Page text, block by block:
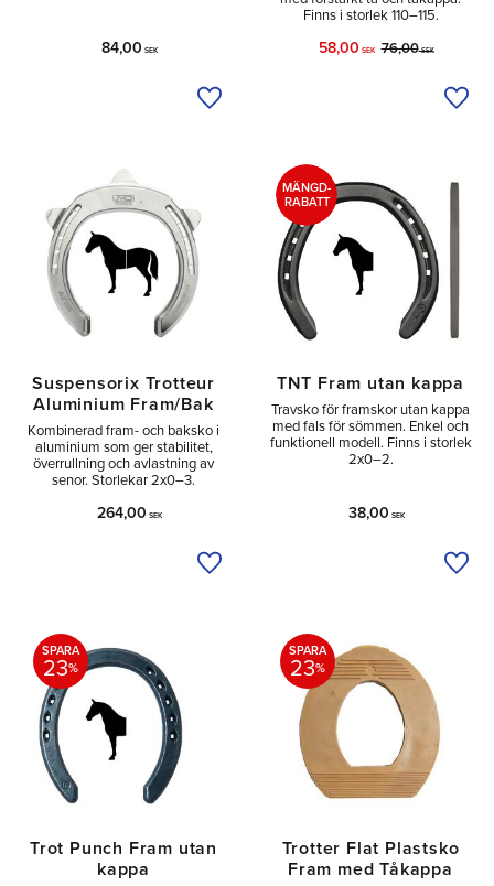
84,00 SEK
Lägg till i önskelista
Finns i storlek 110–115.
58,00 SEK 76,00SEK
Suspensorix Trotteur
Aluminium Fram/Bak
Kombinerad fram- och baksko i
aluminium som ger stabilitet,
överrullning och avlastning av
senor. Storlekar 2x0–3.
264,00 SEK
Lägg till i önskelista
TNT Fram utan kappa
Travsko för framskor utan kappa
med fals för sömmen. Enkel och
funktionell modell. Finns i storlek
2x0–2.
38,00 SEK
MÄNGD-
RABATT
Trot Punch Fram utan
kappa
SPARA
23%
Trotter Flat Plastsko
Fram med Tåkappa
SPARA
23%